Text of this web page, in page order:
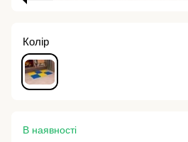
Колір
В наявності